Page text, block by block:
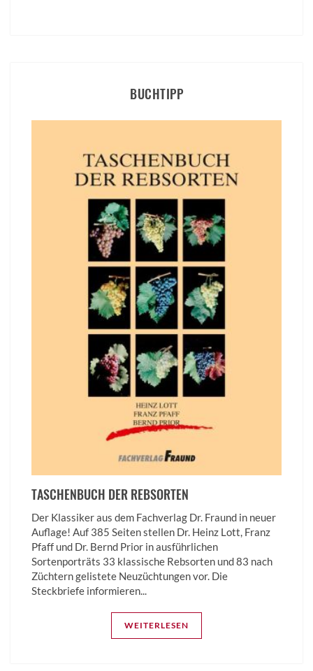
BUCHTIPP
TASCHENBUCH DER REBSORTEN
Der Klassiker aus dem Fachverlag Dr. Fraund in neuer
Auflage! Auf 385 Seiten stellen Dr. Heinz Lott, Franz
Pfaff und Dr. Bernd Prior in ausführlichen
Sortenporträts 33 klassische Rebsorten und 83 nach
Züchtern gelistete Neuzüchtungen vor. Die
Steckbriefe informieren...
WEITERLESEN